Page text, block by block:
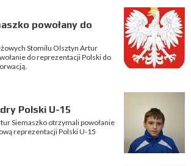
powołany do
Stomilu Olsztyn Artur
do reprezentacji Polski do
Polski U-15
Siemaszko otrzymali powołanie
reprezentacji Polski U-15